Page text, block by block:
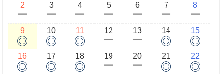
2
ー
3
ー
4
ー
5
ー
6
ー
7
ー
8
ー
9
◎
10
◎
11
◎
12
ー
13
ー
14
◎
15
◎
16
◎
17
◎
18
◎
19
ー
20
ー
21
◎
22
◎